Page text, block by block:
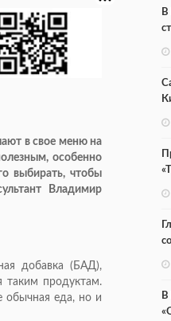
в свое меню на
особенно
выбирать, чтобы
Владимир
добавка (БАД),
таким продуктам.
обычная еда, но и
В
В